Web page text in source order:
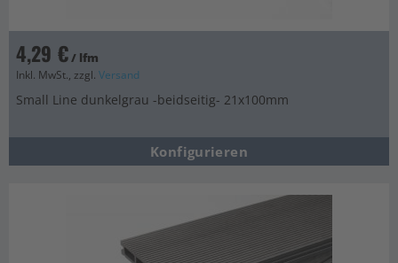
4,29 €/ lfm
Inkl. MwSt., zzgl. Versand
Small Line dunkelgrau -beidseitig- 21x100mm
Konfigurieren